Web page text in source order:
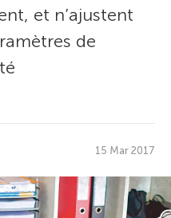
et n’ajustent
de
15 Mar 2017